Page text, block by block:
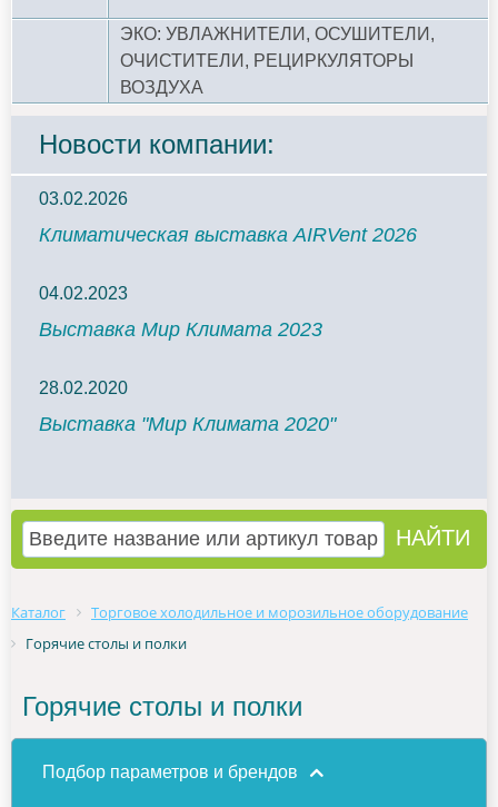
ЭКО: УВЛАЖНИТЕЛИ, ОСУШИТЕЛИ,
ОЧИСТИТЕЛИ, РЕЦИРКУЛЯТОРЫ
ВОЗДУХА
Новости компании:
03.02.2026
Климатическая выставка AIRVent 2026
04.02.2023
Выставка Мир Климата 2023
28.02.2020
Выставка "Мир Климата 2020"
Каталог
Торговое холодильное и морозильное оборудование
Горячие столы и полки
Горячие столы и полки
Подбор параметров и брендов